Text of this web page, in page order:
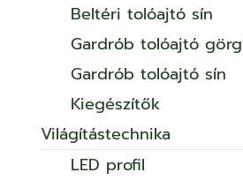
Beltéri tolóajtó sín
Gardrób tolóajtó
Gardrób tolóajtó sín
Kiegészítők
Világítástechnika
LED profil